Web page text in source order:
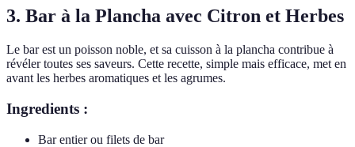
3. Bar à la Plancha avec Citron et Herbes
Le bar est un poisson noble, et sa cuisson à la plancha contribue à
révéler toutes ses saveurs. Cette recette, simple mais efficace, met en
avant les herbes aromatiques et les agrumes.
Ingredients :
Bar entier ou filets de bar